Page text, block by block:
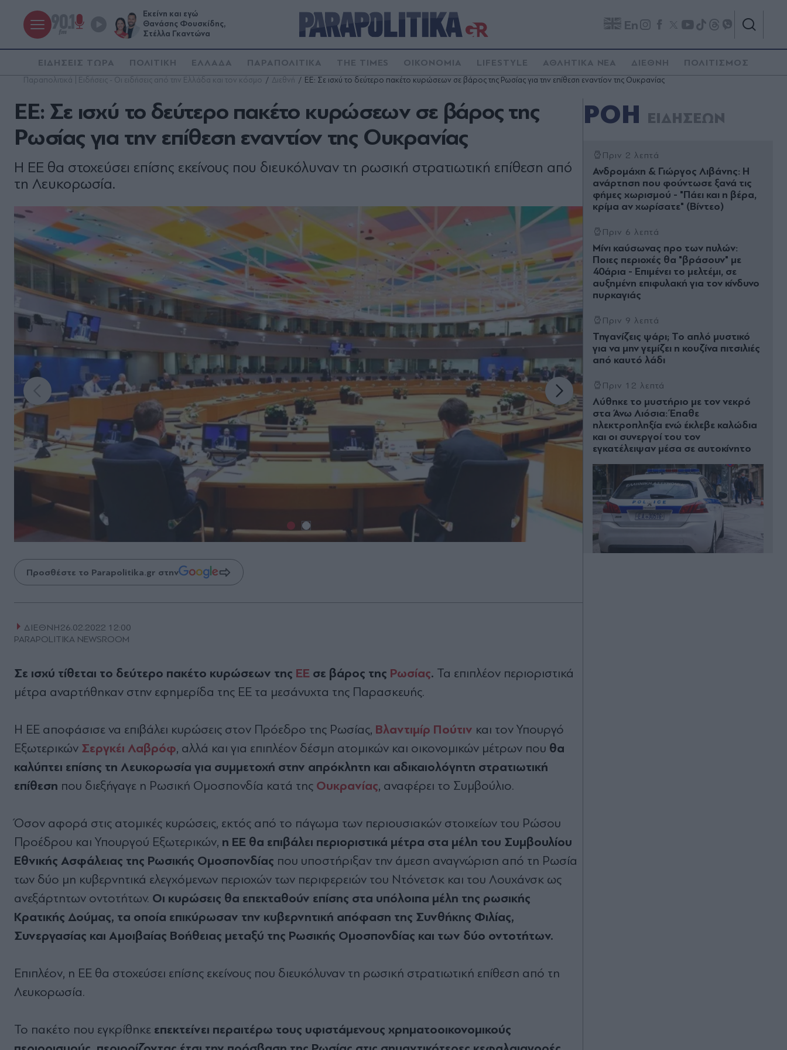
Εκείνη και εγώ
Θανάσης Φουσκίδης,
Στέλλα Γκαντώνα
En
ΕΙΔΗΣΕΙΣ ΤΩΡΑ ΠΟΛΙΤΙΚΗ ΕΛΛΑΔΑ ΠΑΡΑΠΟΛΙΤΙΚΑ THE TIMES ΟΙΚΟΝΟΜΙΑ LIFESTYLE ΑΘΛΗΤΙΚΑ ΝΕΑ ΔΙΕΘΝΗ ΠΟΛΙΤΙΣΜΟΣ
Παραπολιτικά | Ειδήσεις - Οι ειδήσεις από την Ελλάδα και τον κόσμο Διεθνή ΕΕ: Σε ισχύ το δεύτερο πακέτο κυρώσεων σε βάρος της Ρωσίας για την επίθεση εναντίον της Ουκρανίας
ΕΕ: Σε ισχύ το δεύτερο πακέτο κυρώσεων σε βάρος της
Ρωσίας για την επίθεση εναντίον της Ουκρανίας
Η ΕΕ θα στοχεύσει επίσης εκείνους που διευκόλυναν τη ρωσική στρατιωτική επίθεση από
τη Λευκορωσία.
Προσθέστε το Parapolitika.gr στην
ΔΙΕΘΝΗ26.02.2022 12:00
PARAPOLITIKA NEWSROOM
Σε ισχύ τίθεται το δεύτερο πακέτο κυρώσεων της ΕΕ σε βάρος της Ρωσίας. Τα επιπλέον περιοριστικά
μέτρα αναρτήθηκαν στην εφημερίδα της ΕΕ τα μεσάνυχτα της Παρασκευής.
Η ΕΕ αποφάσισε να επιβάλει κυρώσεις στον Πρόεδρο της Ρωσίας, Βλαντιμίρ Πούτιν και τον Υπουργό
Εξωτερικών Σεργκέι Λαβρόφ, αλλά και για επιπλέον δέσμη ατομικών και οικονομικών μέτρων που θα
καλύπτει επίσης τη Λευκορωσία για συμμετοχή στην απρόκλητη και αδικαιολόγητη στρατιωτική
επίθεση που διεξήγαγε η Ρωσική Ομοσπονδία κατά της Ουκρανίας, αναφέρει το Συμβούλιο.
Όσον αφορά στις ατομικές κυρώσεις, εκτός από το πάγωμα των περιουσιακών στοιχείων του Ρώσου
Προέδρου και Υπουργού Εξωτερικών, η ΕΕ θα επιβάλει περιοριστικά μέτρα στα μέλη του Συμβουλίου
Εθνικής Ασφάλειας της Ρωσικής Ομοσπονδίας που υποστήριξαν την άμεση αναγνώριση από τη Ρωσία
των δύο μη κυβερνητικά ελεγχόμενων περιοχών των περιφερειών του Ντόνετσκ και του Λουχάνσκ ως
ανεξάρτητων οντοτήτων. Οι κυρώσεις θα επεκταθούν επίσης στα υπόλοιπα μέλη της ρωσικής
Κρατικής Δούμας, τα οποία επικύρωσαν την κυβερνητική απόφαση της Συνθήκης Φιλίας,
Συνεργασίας και Αμοιβαίας Βοήθειας μεταξύ της Ρωσικής Ομοσπονδίας και των δύο οντοτήτων.
Επιπλέον, η ΕΕ θα στοχεύσει επίσης εκείνους που διευκόλυναν τη ρωσική στρατιωτική επίθεση από τη
Λευκορωσία.
Το πακέτο που εγκρίθηκε επεκτείνει περαιτέρω τους υφιστάμενους χρηματοοικονομικούς
ΡΟΗ ΕΙΔΗΣΕΩΝ
Πριν 2 λεπτά
Ανδρομάχη & Γιώργος Λιβάνης: Η
ανάρτηση που φούντωσε ξανά τις
φήμες χωρισμού - "Πάει και η βέρα,
κρίμα αν χωρίσατε" (Βίντεο)
Πριν 6 λεπτά
Μίνι καύσωνας προ των πυλών:
Ποιες περιοχές θα "βράσουν" με
40άρια - Επιμένει το μελτέμι, σε
αυξημένη επιφυλακή για τον κίνδυνο
πυρκαγιάς
Πριν 9 λεπτά
Τηγανίζεις ψάρι; Το απλό μυστικό
για να μην γεμίζει η κουζίνα πιτσιλιές
από καυτό λάδι
Πριν 12 λεπτά
Λύθηκε το μυστήριο με τον νεκρό
στα Άνω Λιόσια: Έπαθε
ηλεκτροπληξία ενώ έκλεβε καλώδια
και οι συνεργοί του τον
εγκατέλειψαν μέσα σε αυτοκίνητο